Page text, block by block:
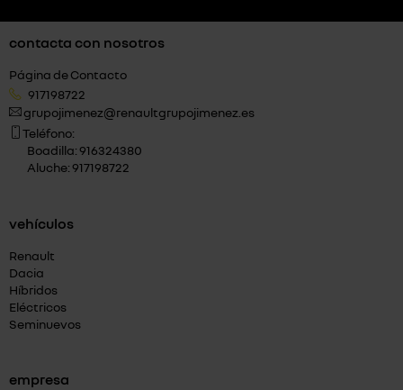
contacta con nosotros
Página de Contacto
917198722
grupojimenez@renaultgrupojimenez.es
Teléfono:
Boadilla: 916324380
Aluche: 917198722
vehículos
Renault
Dacia
Híbridos
Eléctricos
Seminuevos
empresa